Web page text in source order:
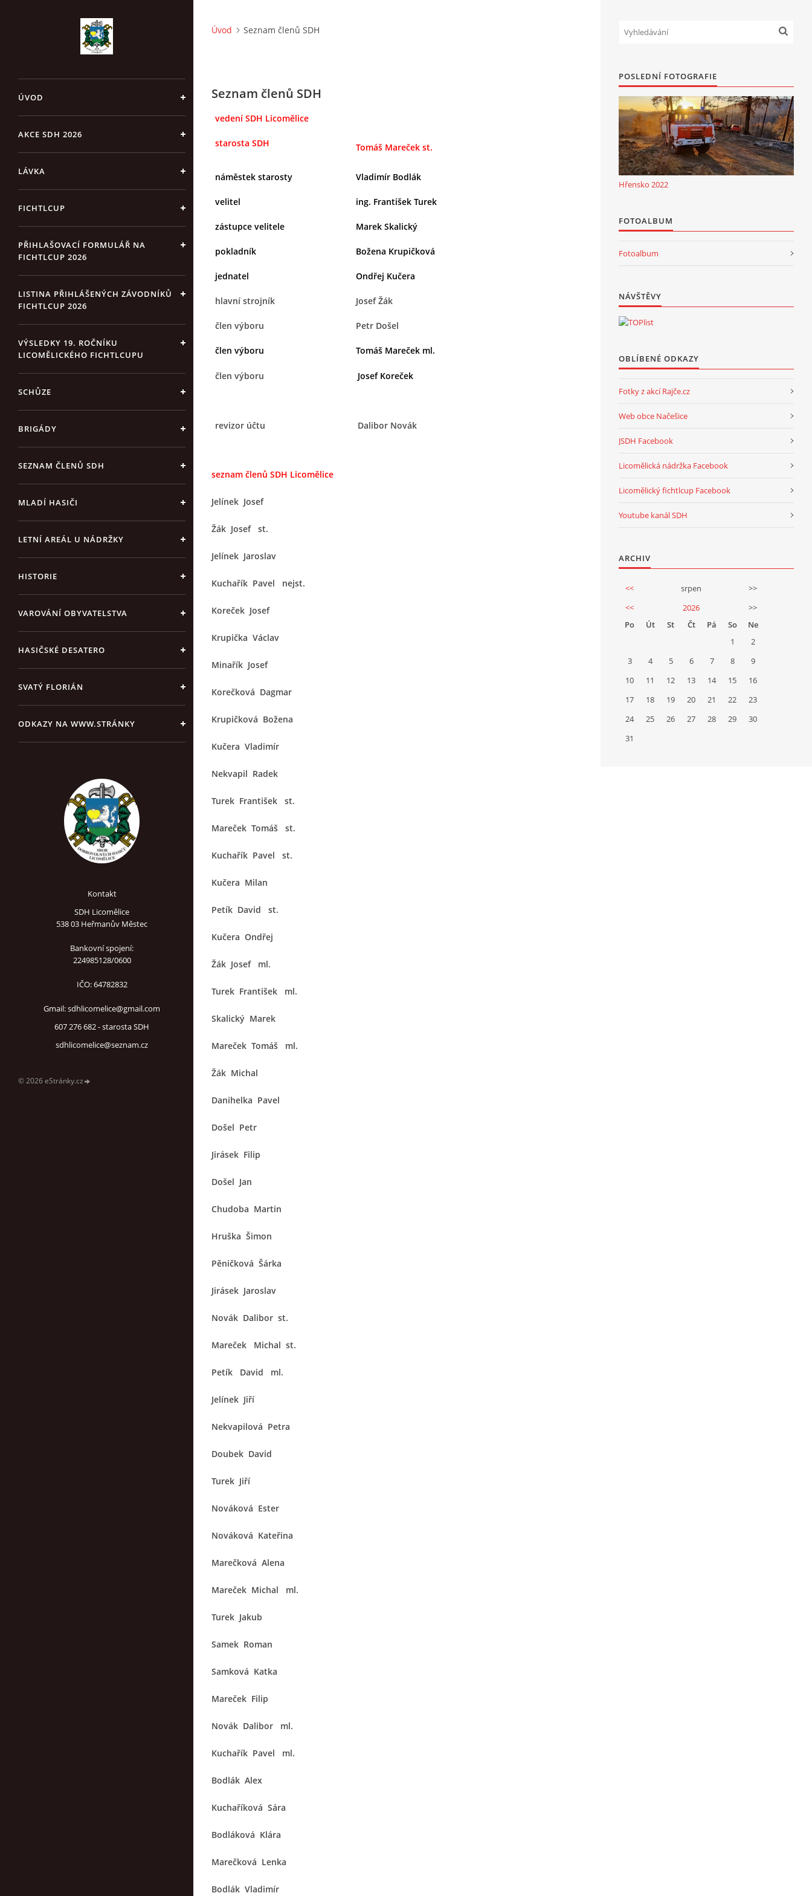
ÚVOD
AKCE SDH 2026
LÁVKA
FICHTLCUP
PŘIHLAŠOVACÍ FORMULÁŘ NA
FICHTLCUP 2026
LISTINA PŘIHLÁŠENÝCH ZÁVODNÍKŮ
FICHTLCUP 2026
VÝSLEDKY 19. ROČNÍKU
LICOMĚLICKÉHO FICHTLCUPU
SCHŮZE
BRIGÁDY
SEZNAM ČLENŮ SDH
MLADÍ HASIČI
LETNÍ AREÁL U NÁDRŽKY
HISTORIE
VAROVÁNÍ OBYVATELSTVA
HASIČSKÉ DESATERO
SVATÝ FLORIÁN
ODKAZY NA WWW.STRÁNKY
Kontakt
SDH Licomělice
538 03 Heřmanův Městec
Bankovní spojení:
224985128/0600
IČO: 64782832
Gmail: sdhlicomelice@gmail.com
607 276 682 - starosta SDH
sdhlicomelice@seznam.cz
© 2026 eStránky.cz
Úvod Seznam členů SDH
Seznam členů SDH
vedení SDH Licomělice
starosta SDH Tomáš Mareček st.
náměstek starosty Vladimír Bodlák
velitel ing. František Turek
zástupce velitele Marek Skalický
pokladník Božena Krupičková
jednatel Ondřej Kučera
hlavní strojník Josef Žák
člen výboru Petr Došel
člen výboru Tomáš Mareček ml.
člen výboru Josef Koreček
revizor účtu Dalibor Novák
seznam členů SDH Licomělice
Jelínek Josef
Žák Josef st.
Jelínek Jaroslav
Kuchařík Pavel nejst.
Koreček Josef
Krupička Václav
Minařík Josef
Korečková Dagmar
Krupičková Božena
Kučera Vladimír
Nekvapil Radek
Turek František st.
Mareček Tomáš st.
Kuchařík Pavel st.
Kučera Milan
Petík David st.
Kučera Ondřej
Žák Josef ml.
Turek František ml.
Skalický Marek
Mareček Tomáš ml.
Žák Michal
Danihelka Pavel
Došel Petr
Jirásek Filip
Došel Jan
Chudoba Martin
Hruška Šimon
Pěničková Šárka
Jirásek Jaroslav
Novák Dalibor st.
Mareček Michal st.
Petík David ml.
Jelínek Jiří
Nekvapilová Petra
Doubek David
Turek Jiří
Nováková Ester
Nováková Kateřina
Marečková Alena
Mareček Michal ml.
Turek Jakub
Samek Roman
Samková Katka
Mareček Filip
Novák Dalibor ml.
Kuchařík Pavel ml.
Bodlák Alex
Kuchaříková Sára
Bodláková Klára
Marečková Lenka
Bodlák Vladimír
POSLEDNÍ FOTOGRAFIE
Hřensko 2022
FOTOALBUM
Fotoalbum
NÁVŠTĚVY
OBLÍBENÉ ODKAZY
Fotky z akcí Rajče.cz
Web obce Načešice
JSDH Facebook
Licomělická nádržka Facebook
Licomělický fichtlcup Facebook
Youtube kanál SDH
ARCHIV
<< srpen
>>
<<
2026
>>
Po
Út St Čt Pá So
Ne
1
2
3
4 5 6 7 8
9
10
11 12 13 14 15
16
17
18 19 20 21 22
23
24
25 26 27 28 29
30
31